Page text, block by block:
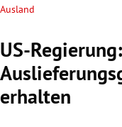
Ausland
US-
erhalten